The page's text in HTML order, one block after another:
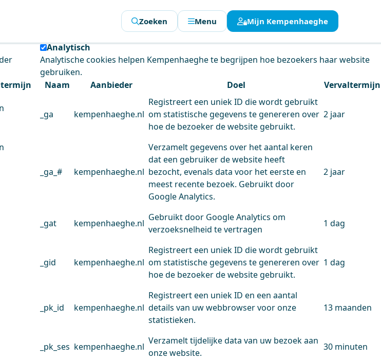
en het gebruiksgemak te verbeteren.
Analytisch
Analytische cookies helpen Kempenhaeghe te begrijpen hoe bezoekers haar website
gebruiken.
Naam
Aanbieder Doel Vervaltermijn
_ga kempenhaeghe.nl
Registreert een uniek ID die wordt gebruikt
om statistische gegevens te genereren over
hoe de bezoeker de website gebruikt.
2 jaar
_ga_# kempenhaeghe.nl
Verzamelt gegevens over het aantal keren
dat een gebruiker de website heeft
bezocht, evenals data voor het eerste en
meest recente bezoek. Gebruikt door
Google Analytics.
2 jaar
_gat kempenhaeghe.nl
Gebruikt door Google Analytics om
verzoeksnelheid te vertragen
1 dag
_gid kempenhaeghe.nl
Registreert een uniek ID die wordt gebruikt
om statistische gegevens te genereren over
hoe de bezoeker de website gebruikt.
1 dag
_pk_id kempenhaeghe.nl
Registreert een uniek ID en een aantal
details van uw webbrowser voor onze
statistieken.
13 maanden
_pk_ses kempenhaeghe.nl
Verzamelt tijdelijke data van uw bezoek aan
onze website.
30 minuten
Zoeken Menu Mijn Kempenhaeghe